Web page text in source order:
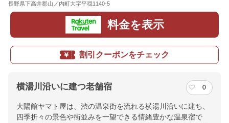
長野県下高井郡山ノ内町大字平穏1140-5
料金を表示
割引クーポンをチェック
横湯川沿いに建つ老舗宿 0
大陽館ヤマト屋は、渋の温泉街を流れる横湯川沿いに建ち、
四季折々の景色や街並みを一望できる情緒豊かな温泉宿で